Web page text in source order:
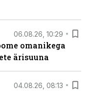
06.08.26, 10:29
omanikega
ärisuuna
04.08.26, 08:13